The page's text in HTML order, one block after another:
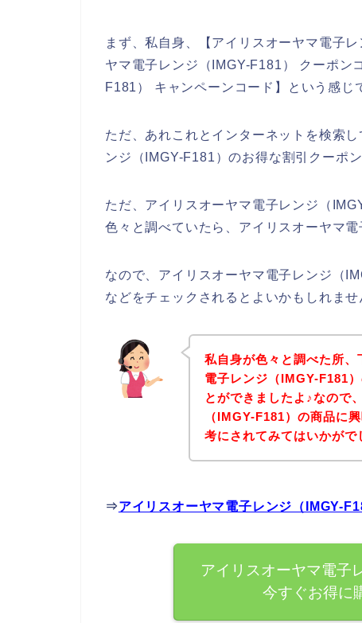
まず、私自身、【アイリスオーヤマ電子
ヤマ電子レンジ（IMGY-F181） クーポン
F181） キャンペーンコード】という感じ
ただ、あれこれとインターネットを検索
ンジ（IMGY-F181）のお得な割引クーポ
ただ、アイリスオーヤマ電子レンジ（
色々と調べていたら、アイリスオーヤマ
なので、アイリスオーヤマ電子レンジ（
などをチェックされるとよいかもしれませ
私自身が色々と調べた所
電子レンジ（IMGY-F181
とができましたよ♪なので
（IMGY-F181）の商品に
考にされてみてはいかがで
⇒アイリスオーヤマ電子レンジ（IMGY-
アイリスオーヤマ電子
今すぐお得に